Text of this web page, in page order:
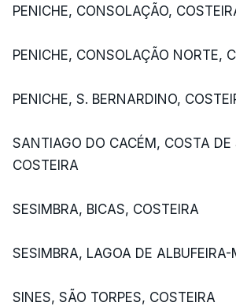
PENICHE, CONSOLAÇÃO,
PENICHE, CONSOLAÇÃO NORTE,
PENICHE, S. BERNARDINO,
SANTIAGO DO CACÉM, COSTA
COSTEIRA
SESIMBRA, BICAS, COSTEIRA
SESIMBRA, LAGOA DE
SINES, SÃO TORPES, COSTEIRA